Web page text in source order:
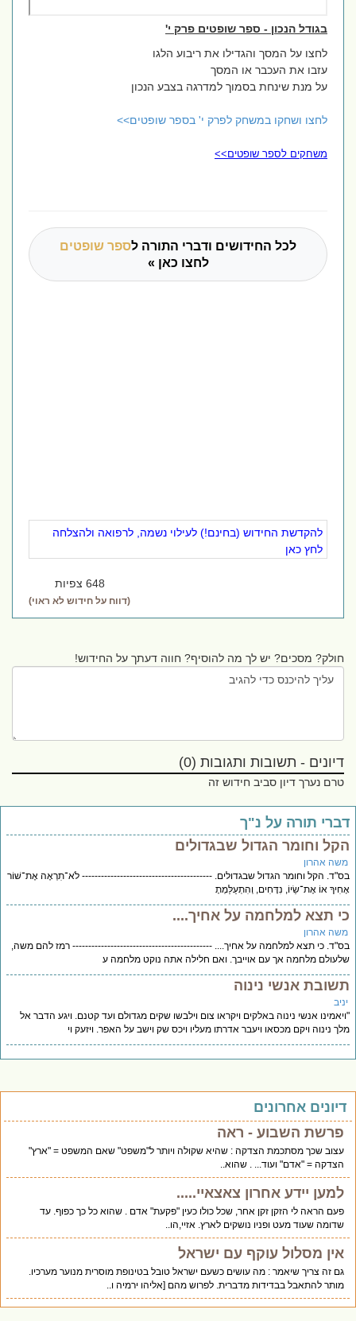
בגודל הנכון - ספר שופטים פרק י'
לחצו על המסך והגדילו את ריבוע הלגו
עזבו את העכבר או המסך
על מנת שינחת בסמוך למדרגה בצבע הנכון
לחצו ושחקו במשחק לפרק י' בספר שופטים>>
משחקים לספר שופטים>>
לכל החידושים ודברי התורה לספר שופטים
לחצו כאן »
להקדשת החידוש (בחינם!) לעילוי נשמה, לרפואה ולהצלחה
לחץ כאן
648 צפיות
(דווח על חידוש לא ראוי)
חולק? מסכים? יש לך מה להוסיף? חווה דעתך על החידוש!
דיונים - תשובות ותגובות (0)
טרם נערך דיון סביב חידוש זה
תורה על נ"ך
וחומר הגדול שבגדולים
אהרון
הקל וחומר הגדול שבגדולים. ----------------------------------------- לֹא־תִרְאֶה אֶת־שׁוֹר
אוֹ אֶת־שֵׂיוֹ, נִדָּחִים, וְהִתְעַלַּמְתָ
תצא למלחמה על אחיך....
אהרון
כי תצא למלחמה על אחיך.... -------------------------------------------- רמז להם משה,
מלחמה אך עם אוייבך. ואם חלילה אתה נוקט מלחמה ע
אנשי נינוה
אנשי נינוה באלקים ויקראו צום וילבשו שקים מגדולם ועד קטנם. ויגע הדבר אל
נינוה ויקם מכסאו ויעבר אדרתו מעליו ויכס שק וישב על האפר. ויזעק וי
אחרונים
פרשת השבוע - ראה
עצוב שכך מסתכמת הצדקה : שהיא שקולה ויותר ל"משפט" שאם המשפט = "ארץ"
הצדקה = "אדם" ועוד... . שהוא..
למען יידע אחרון צאצאיי.....
פעם הראה לי הזקן זקן אחר, שכל כולו כעין "פקעת" אדם . שהוא כל כך כפוף. עד
שדומה שעוד מעט ופניו נושקים לארץ. אזיי,הו..
אין מסלול עוקף עם ישראל
גם זה צריך שיאמר : מה עושים כשעם ישראל טובל בטינופת מוסרית מנוער מערכיו.
מותר להתאבל בבדידות מדברית. לפרוש מהם [אליהו ירמיה ו..